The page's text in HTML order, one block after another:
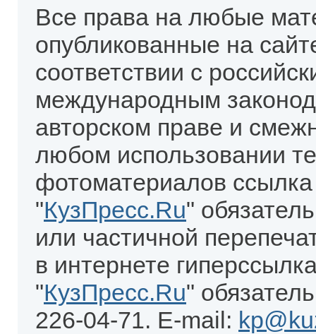
Все права на любые
опубликованные на
соответствии с
международным
авторском праве и
любом использовании
фотоматериалов
"КузПресс.Ru"
или частичной
в интернете
"КузПресс.Ru"
226-04-71. E-mail: